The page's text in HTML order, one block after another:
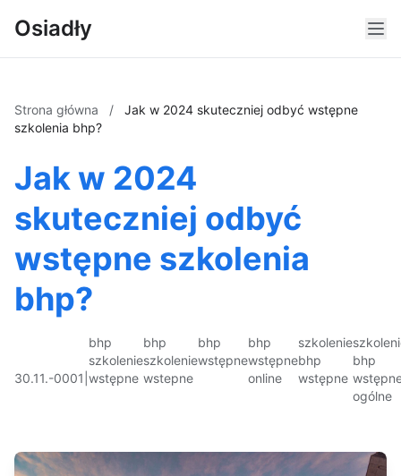
Osiadły
Strona główna /
Jak w 2024 skuteczniej odbyć wstępne
szkolenia bhp?
Jak w 2024
skuteczniej odbyć
wstępne szkolenia
bhp?
30.11.-0001
bhp
szkolenie
wstępne
bhp
szkolenie
wstepne
bhp
wstępne
bhp
wstępne
online
szkolenie
bhp
wstępne
bhp
ogólne